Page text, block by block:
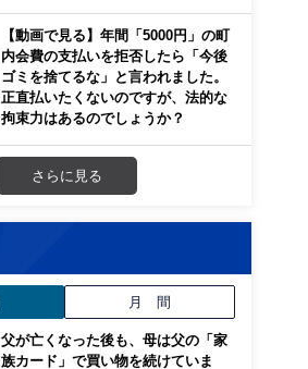
【動画で見る】年間「5000円」の町
内会費の支払いを拒否したら「今後
ゴミを捨てるな」と言われました。
正直払いたくないのですが、法的な
拘束力はあるのでしょうか？
さらに見る
月 間
父が亡くなった後も、母は父の「家
族カード」で買い物を続けていま